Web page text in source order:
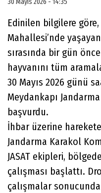
30 Mayıs 2026 - 14:35
Edinilen bilgilere
Mahallesi’nde
sırasında bir gün
hayvanını tüm
30 Mayıs 2026 günü
Meydankapı
başvurdu.
İhbar üzerine
Jandarma Karakol
JASAT ekipleri,
çalışması başlattı.
çalışmalar